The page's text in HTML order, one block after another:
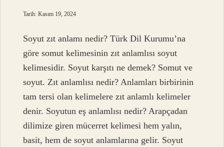
Tarih: Kasım 19, 2024
Soyut zıt anlamı nedir? Türk Dil Kurumu’na
göre somut kelimesinin zıt anlamlısı soyut
kelimesidir. Soyut karşıtı ne demek? Somut ve
soyut. Zıt anlamlısı nedir? Anlamları birbirinin
tam tersi olan kelimelere zıt anlamlı kelimeler
denir. Soyutun eş anlamlısı nedir? Arapçadan
dilimize giren mücerret kelimesi hem yalın,
basit, hem de soyut anlamlarına gelir. Soyut